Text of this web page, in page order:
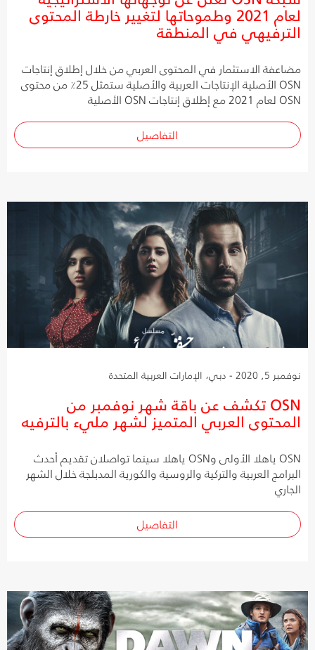
لعام 2021 وطموحاتها لتغيير خارطة المحتوى
الترفيهي في المنطقة
مضاعفة الاستثمار في المحتوى العربي من خلال إطلاق إنتاجات
OSN الأصلية الإنتاجات العربية والأصلية ستمثل 25٪ من محتوى
OSN لعام 2021 مع إطلاق إنتاجات OSN الأصلية
التفاصيل
نوفمبر 5, 2020 - دبي، الإمارات العربية المتحدة
OSN تكشف عن باقة شهر نوفمبر من
المحتوى العربي المتميز لشهر مليء بالترفيه
OSN ياهلا الأولى وOSN ياهلا سينما تواصلان تقديم أحدث
البرامج العربية والتركية والروسية والكورية المدبلجة خلال الشهر
الجاري
التفاصيل